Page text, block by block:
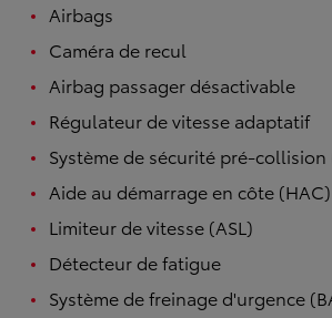
Airbags
Caméra de recul
Airbag passager désactivable
Régulateur de vitesse adaptatif
Système de sécurité pré-collision
Aide au démarrage en côte (HAC)
Limiteur de vitesse (ASL)
Détecteur de fatigue
Système de freinage d'urgence